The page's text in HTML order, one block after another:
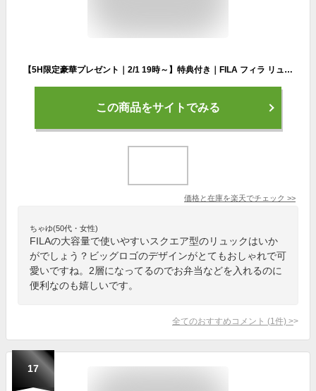
【5H限定豪華プレゼント｜2/1 19時～】特典付き｜FILA フィラ リュック 29L スクエア ボックス型 通学 男子 女子 高校生 中学生 大容量 防水 韓国 メンズ レディース スポーツブランド 7581 cpn20【在庫限り】
この商品をサイトでみる
価格と在庫を楽天でチェック >>
ちゃゆ(50代・女性)
FILAの大容量で使いやすいスクエア型のリュックはいか
がでしょう？ビッグロゴのデザインがとてもおしゃれで可
愛いですね。2層になってるのでお弁当などを入れるのに
便利なのも嬉しいです。
全てのおすすめコメント (1 件) >
17